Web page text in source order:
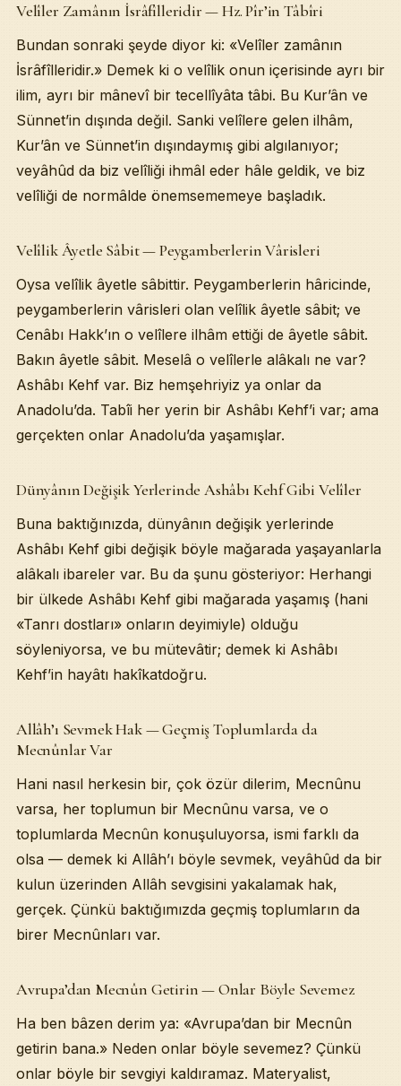
Velîler Zamânın İsrâfîlleridir — Hz. Pîr’in Tâbîri
Bundan sonraki şeyde diyor ki: «Velîler zamânın
İsrâfîlleridir.» Demek ki o velîlik onun içerisinde ayrı bir
ilim, ayrı bir mânevî bir tecellîyâta tâbi. Bu Kur’ân ve
Sünnet’in dışında değil. Sanki velîlere gelen ilhâm,
Kur’ân ve Sünnet’in dışındaymış gibi algılanıyor;
veyâhûd da biz velîliği ihmâl eder hâle geldik, ve biz
velîliği de normâlde önemsememeye başladık.
Velîlik Âyetle Sâbit — Peygamberlerin Vârisleri
Oysa velîlik âyetle sâbittir. Peygamberlerin hâricinde,
peygamberlerin vârisleri olan velîlik âyetle sâbit; ve
Cenâbı Hakk’ın o velîlere ilhâm ettiği de âyetle sâbit.
Bakın âyetle sâbit. Meselâ o velîlerle alâkalı ne var?
Ashâbı Kehf var. Biz hemşehriyiz ya onlar da
Anadolu’da. Tabîi her yerin bir Ashâbı Kehf’i var; ama
gerçekten onlar Anadolu’da yaşamışlar.
Dünyânın Değişik Yerlerinde Ashâbı Kehf Gibi Velîler
Buna baktığınızda, dünyânın değişik yerlerinde
Ashâbı Kehf gibi değişik böyle mağarada yaşayanlarla
alâkalı ibareler var. Bu da şunu gösteriyor: Herhangi
bir ülkede Ashâbı Kehf gibi mağarada yaşamış (hani
«Tanrı dostları» onların deyimiyle) olduğu
söyleniyorsa, ve bu mütevâtir; demek ki Ashâbı
Kehf’in hayâtı hakîkatdoğru.
Allâh’ı Sevmek Hak — Geçmiş Toplumlarda da
Mecnûnlar Var
Hani nasıl herkesin bir, çok özür dilerim, Mecnûnu
varsa, her toplumun bir Mecnûnu varsa, ve o
toplumlarda Mecnûn konuşuluyorsa, ismi farklı da
olsa — demek ki Allâh’ı böyle sevmek, veyâhûd da bir
kulun üzerinden Allâh sevgisini yakalamak hak,
gerçek. Çünkü baktığımızda geçmiş toplumların da
birer Mecnûnları var.
Avrupa’dan Mecnûn Getirin — Onlar Böyle Sevemez
Ha ben bâzen derim ya: «Avrupa’dan bir Mecnûn
getirin bana.» Neden onlar böyle sevemez? Çünkü
onlar böyle bir sevgiyi kaldıramaz. Materyalist,